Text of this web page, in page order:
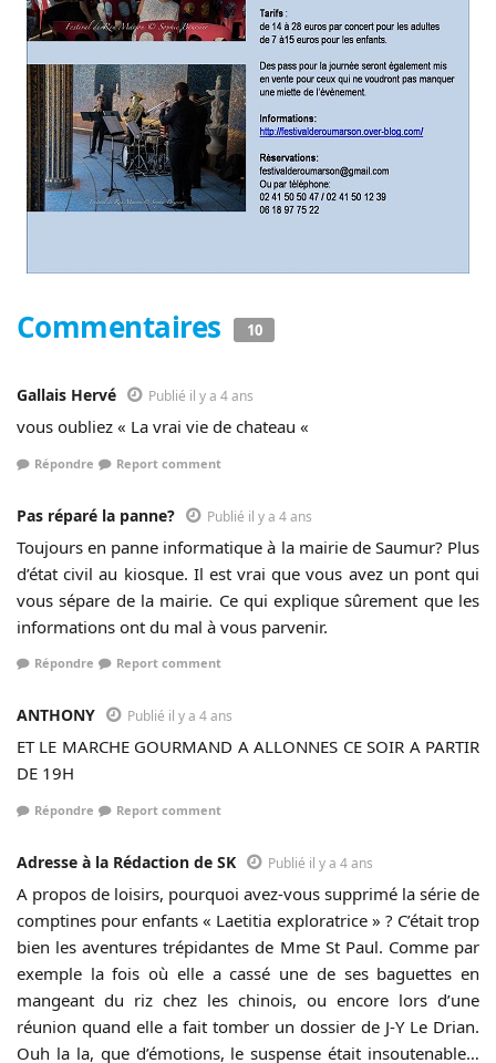
Commentaires 10
Gallais Hervé Publié il y a 4 ans
vous oubliez « La vrai vie de chateau «
Répondre Report comment
Pas réparé la panne? Publié il y a 4 ans
Toujours en panne informatique à la mairie de Saumur? Plus
d’état civil au kiosque. Il est vrai que vous avez un pont qui
vous sépare de la mairie. Ce qui explique sûrement que les
informations ont du mal à vous parvenir.
Répondre Report comment
ANTHONY Publié il y a 4 ans
ET LE MARCHE GOURMAND A ALLONNES CE SOIR A PARTIR
DE 19H
Répondre Report comment
Adresse à la Rédaction de SK Publié il y a 4 ans
A propos de loisirs, pourquoi avez-vous supprimé la série de
comptines pour enfants « Laetitia exploratrice » ? C’était trop
bien les aventures trépidantes de Mme St Paul. Comme par
exemple la fois où elle a cassé une de ses baguettes en
mangeant du riz chez les chinois, ou encore lors d’une
réunion quand elle a fait tomber un dossier de J-Y Le Drian.
Ouh la la, que d’émotions, le suspense était insoutenable…